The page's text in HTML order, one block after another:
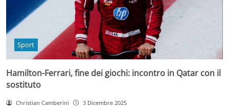
Sport
Hamilton-Ferrari, fine dei giochi: incontro in Qatar con il
sostituto
Christian Camberini 3 Dicembre 2025